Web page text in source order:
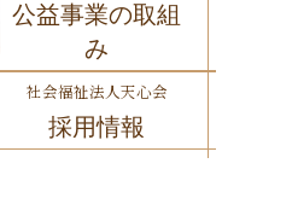
公益事業の取組
み
社会福祉法人天心会
採用情報